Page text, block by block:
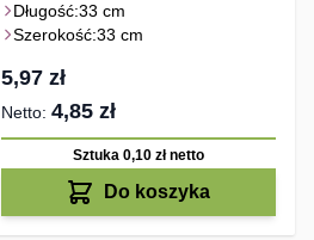
Długość:33 cm
Szerokość:33 cm
5,97 zł
4,85 zł
Sztuka 0,10 złnetto
Do koszyka